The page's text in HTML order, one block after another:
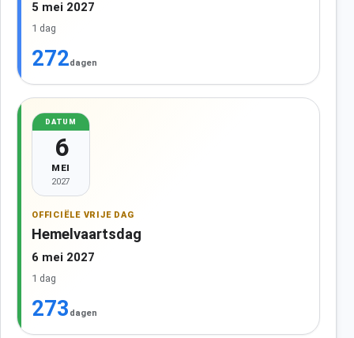
5 mei 2027
1 dag
272dagen
DATUM
6
MEI
2027
OFFICIËLE VRIJE DAG
Hemelvaartsdag
6 mei 2027
1 dag
273 dagen